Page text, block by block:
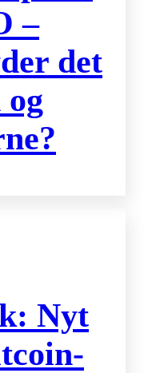
–
det
Nyt